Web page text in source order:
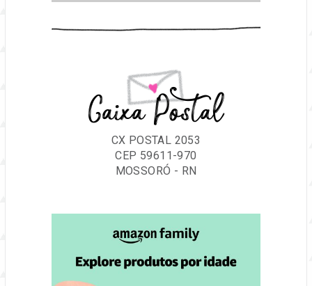
Caixa Postal
CX POSTAL 2053
CEP 59611-970
MOSSORÓ - RN